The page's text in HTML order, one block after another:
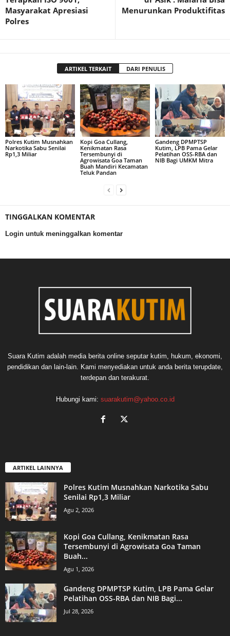
Masyarakat Apresiasi
Polres
Menurunkan Produktifitas
ARTIKEL TERKAIT DARI PENULIS
Polres Kutim Musnahkan
Narkotika Sabu Senilai
Rp1,3 Miliar
Kopi Goa Cullang,
Kenikmatan Rasa
Tersembunyi di
Agrowisata Goa Taman
Buah Mandiri Kecamatan
Teluk Pandan
Gandeng DPMPTSP
Kutim, LPB Pama Gelar
Pelatihan OSS-RBA dan
NIB Bagi UMKM Mitra
TINGGALKAN KOMENTAR
Login untuk meninggalkan komentar
Suara Kutim adalah media berita online seputar kutim, hukum, ekonomi,
pendidikan dan lain-lain. Kami menyediakan untuk anda berita terupdate,
terdepan dan terakurat.
Hubungi kami: suarakutim@yahoo.co.id
ARTIKEL LAINNYA
Polres Kutim Musnahkan Narkotika Sabu
Senilai Rp1,3 Miliar
Agu 2, 2026
Kopi Goa Cullang, Kenikmatan Rasa
Tersembunyi di Agrowisata Goa Taman
Buah...
Agu 1, 2026
Gandeng DPMPTSP Kutim, LPB Pama Gelar
Pelatihan OSS-RBA dan NIB Bagi...
Jul 28, 2026